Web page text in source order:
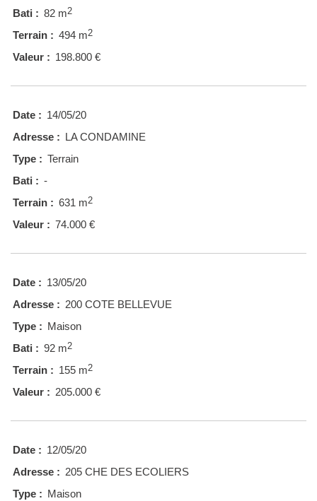
Bati : 82 m2
Terrain : 494 m2
Valeur : 198.800 €
Date : 14/05/20
Adresse : LA CONDAMINE
Type : Terrain
Bati : -
Terrain : 631 m2
Valeur : 74.000 €
Date : 13/05/20
Adresse : 200 COTE BELLEVUE
Type : Maison
Bati : 92 m2
Terrain : 155 m2
Valeur : 205.000 €
Date : 12/05/20
Adresse : 205 CHE DES ECOLIERS
Type : Maison